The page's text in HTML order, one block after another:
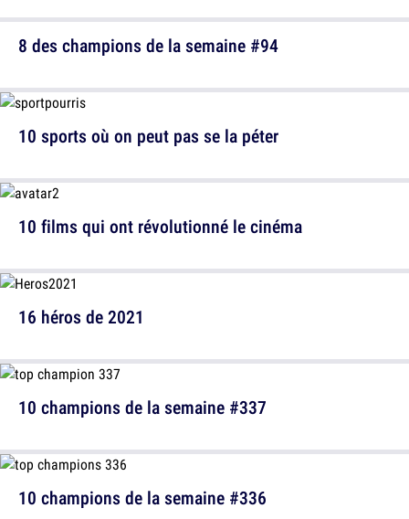
10 sports où on peut pas se la péter
16 héros de 2021
10 champions de la semaine #336
8 des champions de la semaine #94
10 films qui ont révolutionné le cinéma
10 champions de la semaine #337